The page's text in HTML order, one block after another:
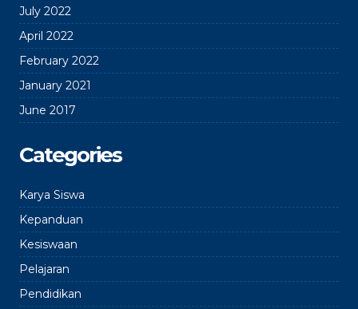
July 2022
April 2022
February 2022
January 2021
June 2017
Categories
Karya Siswa
Kepanduan
Kesiswaan
Pelajaran
Pendidikan